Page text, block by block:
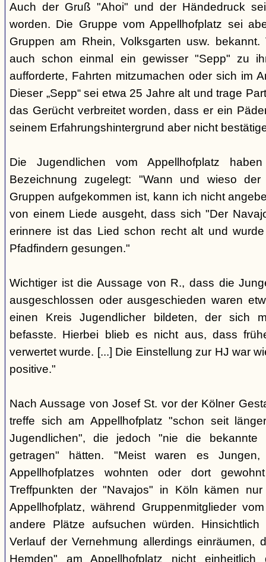
Auch der Gruß "Ahoi" und der Händedruck
worden. Die Gruppe vom Appellhofplatz sei
Gruppen am Rhein, Volksgarten usw.
auch schon einmal ein gewisser "Sepp" zu
aufforderte, Fahrten mitzumachen oder sich im
Dieser „Sepp“ sei etwa 25 Jahre alt und trage
das Gerücht verbreitet worden, dass er ein
seinem Erfahrungshintergrund aber nicht
Die Jugendlichen vom Appellhofplatz
Bezeichnung zugelegt: "Wann und wieso
Gruppen aufgekommen ist, kann ich nicht
von einem Liede ausgeht, dass sich "Der
erinnere ist das Lied schon recht alt und
Pfadfindern gesungen."
Wichtiger ist die Aussage von R., dass die
ausgeschlossen oder ausgeschieden waren
einen Kreis Jugendlicher bildeten, der sich
befasste. Hierbei blieb es nicht aus, dass
verwertet wurde. [...] Die Einstellung zur HJ war
positive."
Nach Aussage von Josef St. vor der Kölner
treffe sich am Appellhofplatz "schon seit
Jugendlichen", die jedoch "nie die
getragen" hätten. "Meist waren es
Appellhofplatzes wohnten oder dort
Treffpunkten der "Navajos" in Köln kämen
Appellhofplatz, während Gruppenmitglieder
andere Plätze aufsuchen würden.
Verlauf der Vernehmung allerdings einräumen,
Hemden" am Appellhofplatz nicht einheitlich